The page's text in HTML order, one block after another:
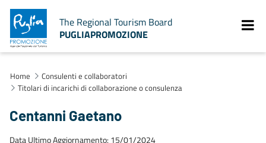
The Regional Tourism Board
PUGLIAPROMOZIONE
Home
Consulenti e collaboratori
Titolari di incarichi di collaborazione o consulenza
Centanni Gaetano
Data Ultimo Aggiornamento: 15/01/2024